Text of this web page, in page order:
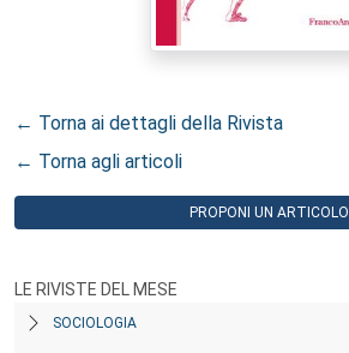
← Torna ai dettagli della Rivista
← Torna agli articoli
PROPONI UN ARTICOLO
LE RIVISTE DEL MESE
SOCIOLOGIA